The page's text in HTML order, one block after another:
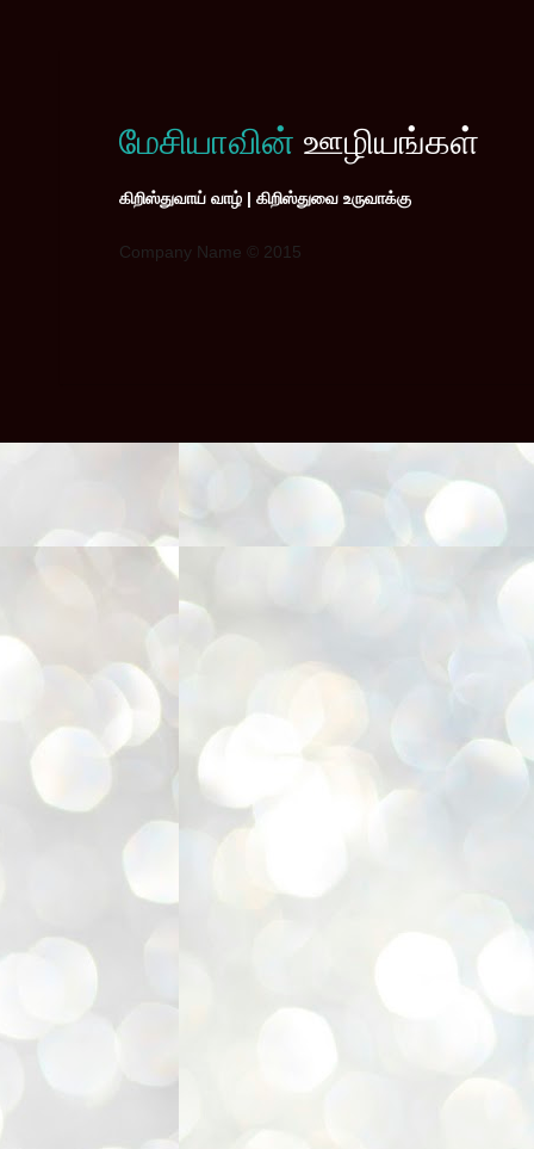
மேசியாவின் ஊழியங்கள்
கிறிஸ்துவாய் வாழ் | கிறிஸ்துவை உருவாக்கு
Company Name © 2015